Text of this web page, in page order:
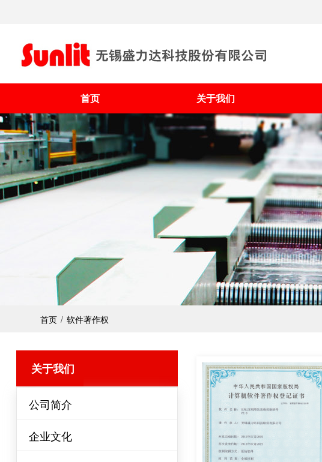
首页 关于我们
首页 / 软件著作权
关于我们
公司简介
企业文化